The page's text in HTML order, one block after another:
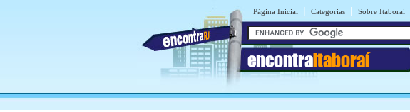
Página Inicial | Categorias | Sobre Itaboraí
encontraItaboraí